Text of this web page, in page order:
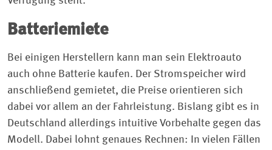
Batteriemiete
Bei einigen Herstellern kann man sein Elektroauto
auch ohne Batterie kaufen. Der Stromspeicher wird
anschließend gemietet, die Preise orientieren sich
dabei vor allem an der Fahrleistung. Bislang gibt es in
Deutschland allerdings intuitive Vorbehalte gegen das
Modell. Dabei lohnt genaues Rechnen: In vielen Fällen